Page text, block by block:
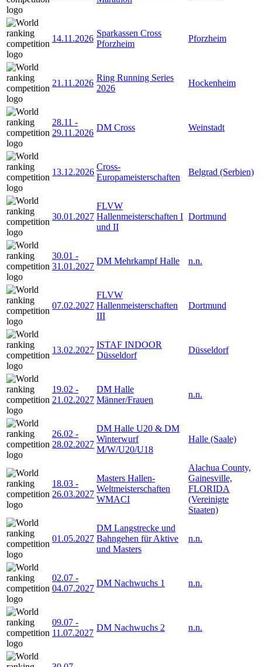
14.11.2026
Sparkassen Cross
Pforzheim
Pforzheim
21.11.2026
Ring Running Series
2026
Hockenheim
28.11 -
29.11.2026
DM Cross Weinstadt
13.12.2026
Cross-
Europameisterschaften
Belgrad (Serbien)
30.01.2027
FLVW
Hallenmeisterschaften I
und II
Dortmund
30.01 -
31.01.2027
DM Mehrkampf Halle n.n.
07.02.2027
FLVW
Hallenmeisterschaften
III
Dortmund
13.02.2027
ISTAF INDOOR
Düsseldorf
Düsseldorf
19.02 -
21.02.2027
DM Halle
Männer/Frauen
n.n.
26.02 -
28.02.2027
DM Halle U20 & DM
Winterwurf
M/W/U20/U18
Halle (Saale)
18.03 -
26.03.2027
Masters Hallen-
Weltmeisterschaften
WMACI
Alachua County,
Gainesville,
FLORIDA
(Vereinigte
Staaten)
01.05.2027
DM Langstrecke und
Bahngehen für Aktive
und Masters
n.n.
02.07 -
04.07.2027
DM Nachwuchs 1 n.n.
09.07 -
11.07.2027
DM Nachwuchs 2 n.n.